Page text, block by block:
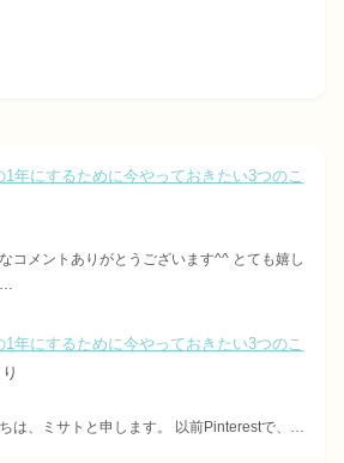
1年にするために今やっておきたい3つのこ
コメントありがとうございます^^ とても嬉し
1年にするために今やっておきたい3つのこ
は、ミサトと申します。 以前Pinterestで、…